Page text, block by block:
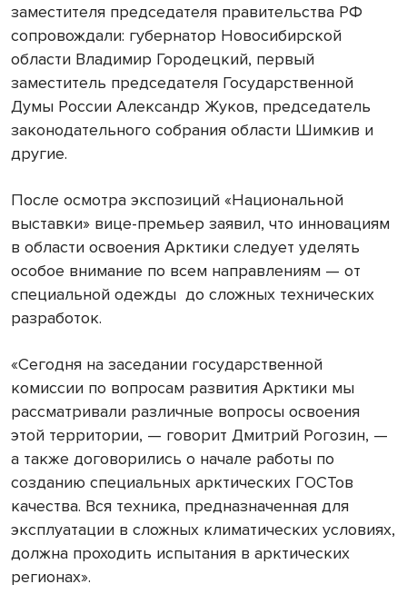
заместителя председателя правительства РФ
сопровождали: губернатор Новосибирской
области Владимир Городецкий, первый
заместитель председателя Государственной
Думы России Александр Жуков, председатель
законодательного собрания области Шимкив и
другие.
После осмотра экспозиций «Национальной
выставки» вице-премьер заявил, что инновациям
в области освоения Арктики следует уделять
особое внимание по всем направлениям — от
специальной одежды до сложных технических
разработок.
«Сегодня на заседании государственной
комиссии по вопросам развития Арктики мы
рассматривали различные вопросы освоения
этой территории, — говорит Дмитрий Рогозин, —
а также договорились о начале работы по
созданию специальных арктических ГОСТов
качества. Вся техника, предназначенная для
эксплуатации в сложных климатических условиях,
должна проходить испытания в арктических
регионах».